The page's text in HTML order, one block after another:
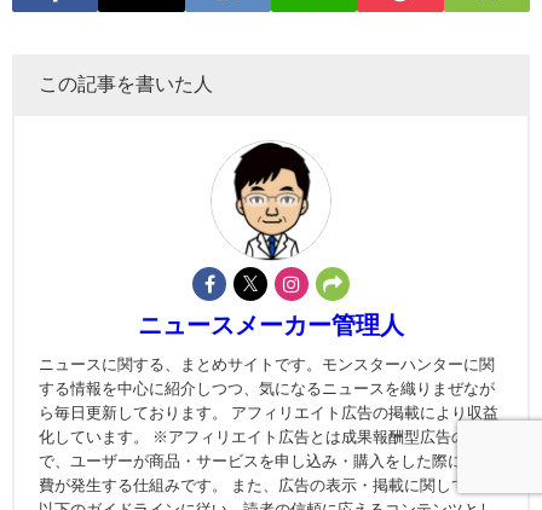
この記事を書いた人
ニュースメーカー管理人
ニュースに関する、まとめサイトです。モンスターハンターに関
する情報を中心に紹介しつつ、気になるニュースを織りまぜなが
ら毎日更新しております。 アフィリエイト広告の掲載により収益
化しています。 ※アフィリエイト広告とは成果報酬型広告のこと
で、ユーザーが商品・サービスを申し込み・購入をした際に広告
費が発生する仕組みです。 また、広告の表示・掲載に関しては、